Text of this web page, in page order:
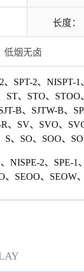
长度：
低烟无卤
、SPT-2、
ST、STO、
B、SJTW-B、
、SV、SVO、
S、SO、SOO、
NISPE-2、SPE-1
、SEOO、